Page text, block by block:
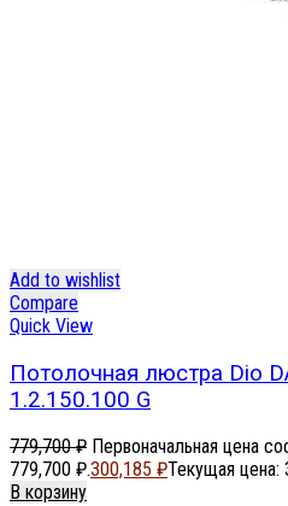
Add to wishlist
Compare
Quick View
Потолочная люстра Dio
1.2.150.100 G
779,700₽ Первоначальная цена
779,700 ₽.300,185 ₽Текущая цена:
В корзину